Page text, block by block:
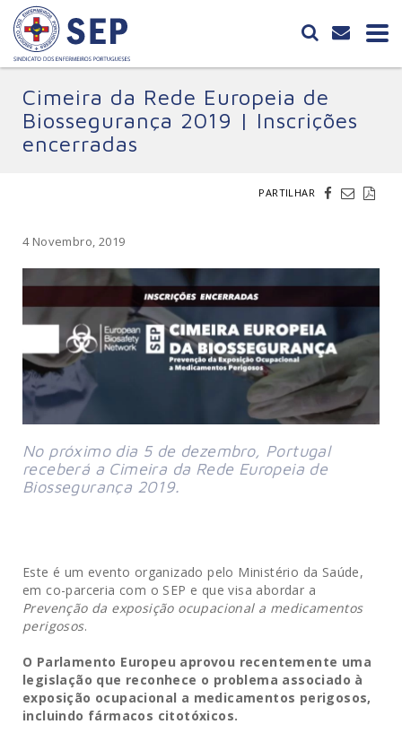
Cimeira da Rede Europeia de
Biossegurança 2019 | Inscrições
encerradas
PARTILHAR
4 Novembro, 2019
No próximo dia 5 de dezembro, Portugal
receberá a Cimeira da Rede Europeia de
Biossegurança 2019.
Este é um evento organizado pelo Ministério da Saúde,
em co-parceria com o SEP e que visa abordar a
Prevenção da exposição ocupacional a medicamentos
perigosos.
O Parlamento Europeu aprovou recentemente uma
legislação que reconhece o problema associado à
exposição ocupacional a medicamentos perigosos,
incluindo fármacos citotóxicos.